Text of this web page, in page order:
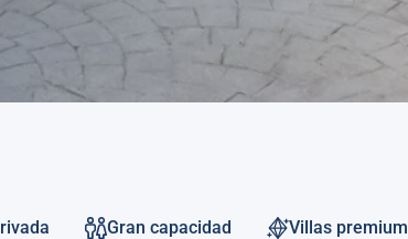
Gran capacidad Villas premium